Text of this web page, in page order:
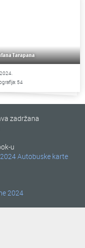
Tarapana
54
zadržana
u
Autobuske karte
2024